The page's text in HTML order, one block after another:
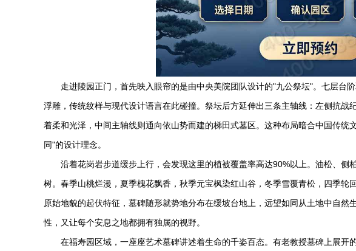
走进陵园正门，首先映入眼帘的是由中央美院团队设计的"九公祭坛"。七层台
浮雕，传统纹样与现代设计语言在此碰撞。祭坛后方延伸出三条主轴线：左侧抗战
着柔和光泽，中间主轴线则通向依山势而建的梯田式墓区。这种布局暗合中国传统
同"的设计理念。
沿着花岗岩步道缓步上行，会发现这里的植被覆盖率高达90%以上。油松、侧
树。春季山桃烂漫，夏季槐花飘香，秋季元宝枫染红山谷，冬季雪覆青松，四季轮
原始地貌的起伏特征，墓碑随形就势地分布在缓坡台地上，远望如同从土地中自
性，又让每个安息之地都拥有独属的视野。
在福寿园区域，一座座艺术墓碑讲述着生命的千姿百态。有老教授墓碑上展